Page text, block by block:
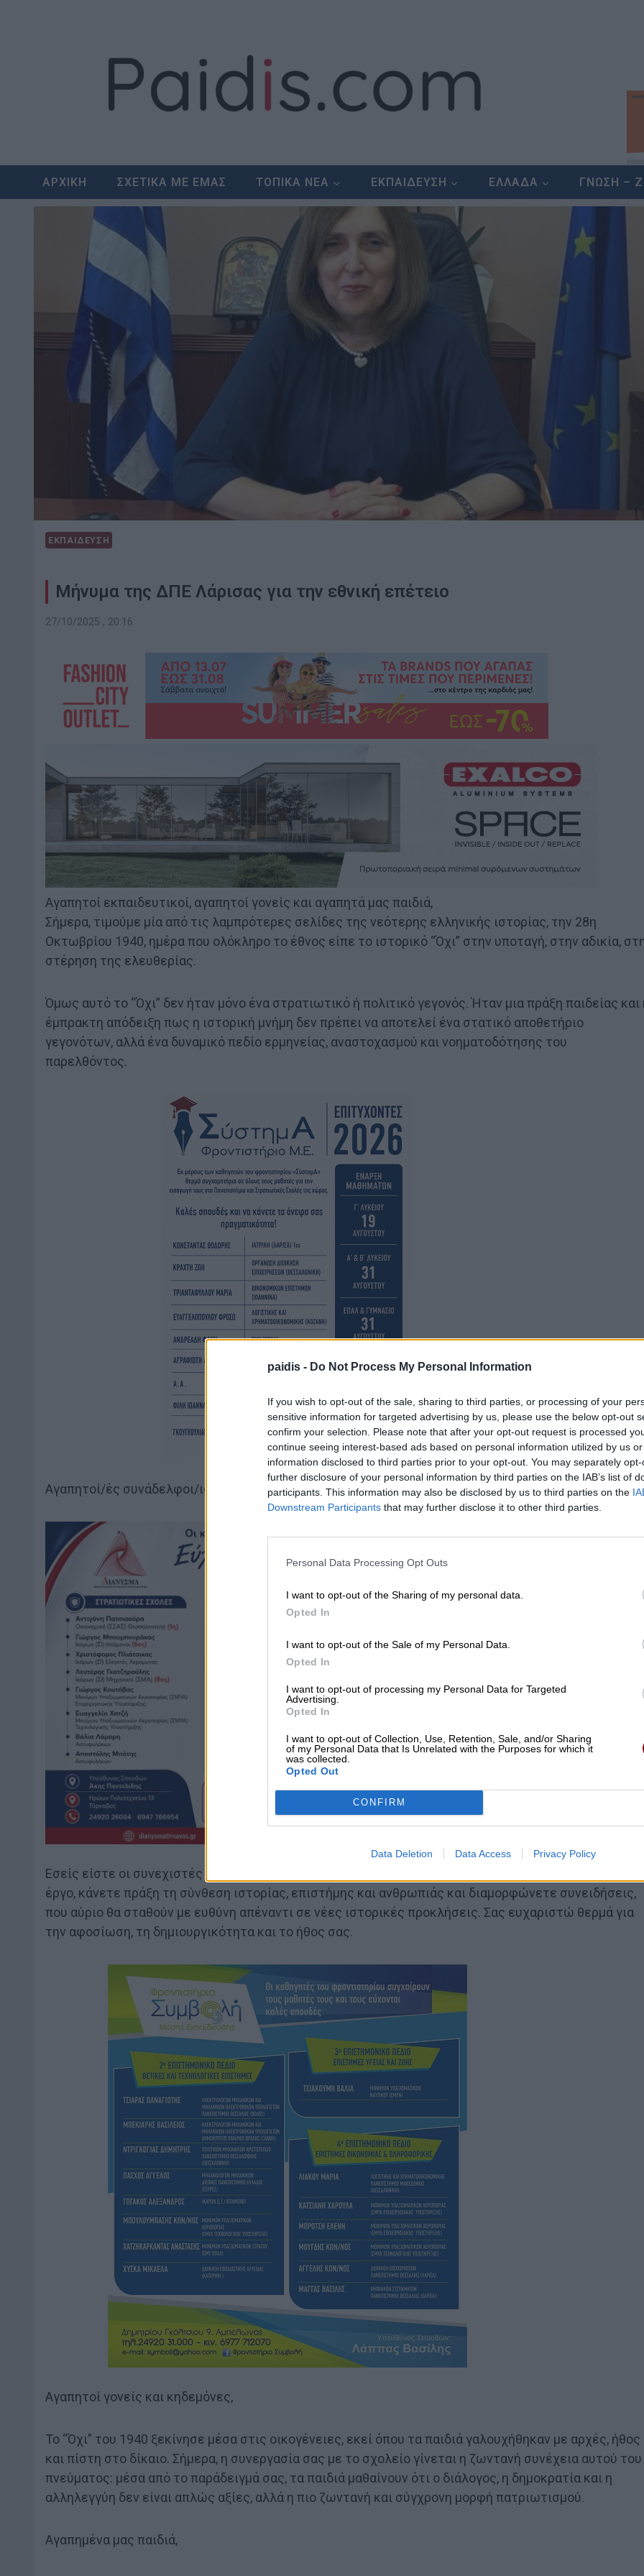
paidis - Do Not Process My Personal Information
If you wish to opt-out of the sale, sharing to third parties, or processing of your
sensitive information for targeted advertising by us, please use the below opt-out
confirm your selection. Please note that after your opt-out request is processed
continue seeing interest-based ads based on personal information utilized by us
information disclosed to third parties prior to your opt-out. You may separately
further disclosure of your personal information by third parties on the IAB’s list of
participants. This information may also be disclosed by us to third parties on the
Downstream Participants that may further disclose it to other third parties.
Personal Data Processing Opt Outs
I want to opt-out of the Sharing of my personal data.
Opted In
I want to opt-out of the Sale of my Personal Data.
Opted In
I want to opt-out of processing my Personal Data for Targeted
Advertising.
Opted In
I want to opt-out of Collection, Use, Retention, Sale, and/or Sharing
of my Personal Data that Is Unrelated with the Purposes for which it
was collected.
Opted Out
CONFIRM
Data Deletion Data Access Privacy Policy
ΑΡΧΙΚΗ ΣΧΕΤΙΚΑ ΜΕ ΕΜΑΣ ΤΟΠΙΚΑ ΝΕΑ ΕΚΠΑΙΔΕΥΣΗ ΕΛΛΑΔΑ ΓΝΩΣΗ –
ΕΚΠΑΙΔΕΥΣΗ
Μήνυμα της ΔΠΕ Λάρισας για την εθνική επέτειο
27/10/2025 , 20:16
Αγαπητοί εκπαιδευτικοί, αγαπητοί γονείς και αγαπητά μας παιδιά,
Σήμερα, τιμούμε μία από τις λαμπρότερες σελίδες της νεότερης ελληνικής ιστορίας, την 28η
Οκτωβρίου 1940, ημέρα που ολόκληρο το έθνος είπε το ιστορικό “Όχι” στην υποταγή, στην αδικία,
στέρηση της ελευθερίας.
Όμως αυτό το “Όχι” δεν ήταν μόνο ένα στρατιωτικό ή πολιτικό γεγονός. Ήταν μια πράξη παιδείας και
έμπρακτη απόδειξη πως η ιστορική μνήμη δεν πρέπει να αποτελεί ένα στατικό αποθετήριο
γεγονότων, αλλά ένα δυναμικό πεδίο ερμηνείας, αναστοχασμού και νοηματοδότησης του
παρελθόντος.
Αγαπητοί/ές συνάδελφοι/ισσες,
Εσείς είστε οι συνεχιστές των “Δασκάλων του Γένους”. Με το επιστημονικό και παιδαγωγικό σας
έργο, κάνετε πράξη τη σύνθεση ιστορίας, επιστήμης και ανθρωπιάς και διαμορφώνετε συνειδήσεις,
που αύριο θα σταθούν με ευθύνη απέναντι σε νέες ιστορικές προκλήσεις. Σας ευχαριστώ θερμά για
την αφοσίωση, τη δημιουργικότητα και το ήθος σας.
Αγαπητοί γονείς και κηδεμόνες,
Το “Όχι” του 1940 ξεκίνησε μέσα στις οικογένειες, εκεί όπου τα παιδιά γαλουχήθηκαν με αρχές, ήθος
και πίστη στο δίκαιο. Σήμερα, η συνεργασία σας με το σχολείο γίνεται η ζωντανή συνέχεια αυτού του
πνεύματος: μέσα από το παράδειγμά σας, τα παιδιά μαθαίνουν ότι ο διάλογος, η δημοκρατία και η
αλληλεγγύη δεν είναι απλώς αξίες, αλλά η πιο ζωντανή και σύγχρονη μορφή πατριωτισμού.
Αγαπημένα μας παιδιά,